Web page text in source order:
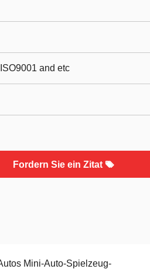
and etc
Fordern Sie ein Zitat
Mini-Auto-Spielzeug-